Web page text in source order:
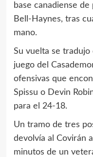
base canadiense
Bell-Haynes, tras
mano.
Su vuelta se tradujo
juego del
ofensivas que
Spissu o Devin
para el 24-18.
Un tramo de tres
devolvía al Covirán
minutos de un